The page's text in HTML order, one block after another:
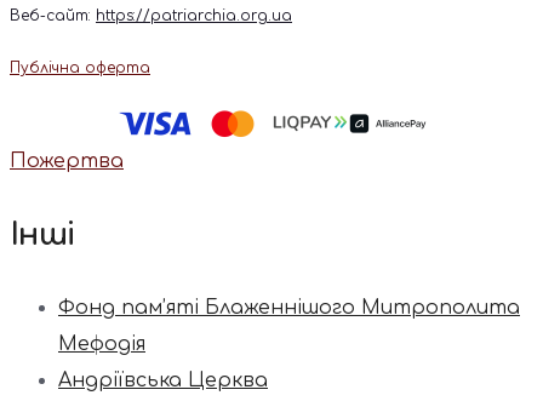
Веб-сайт: https://patriarchia.org.ua
Публічна оферта
Пожертва
Інші
Фонд пам’яті Блаженнішого Митрополита
Мефодія
Андріївська Церква